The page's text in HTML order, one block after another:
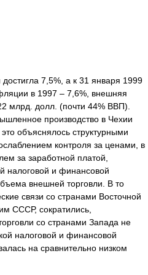
7,5%, а к 31 января 1999
в 1997 – 7,6%, внешняя
млрд. долл. (почти 44% ВВП).
производство в Чехии
объяснялось структурными
контроля за ценами, в
за заработной платой,
налоговой и финансовой
внешней торговли. В то
связи со странами Восточной
СССР, сократились,
со странами Запада не
налоговой и финансовой
на сравнительно низком